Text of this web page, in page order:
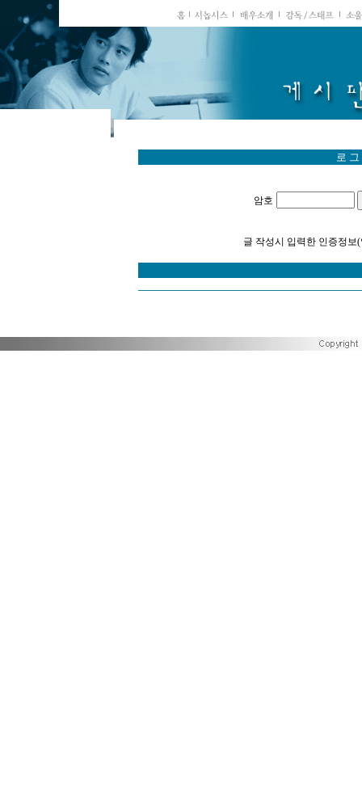
로 그
암호
글 작성시 입력한 인증정보